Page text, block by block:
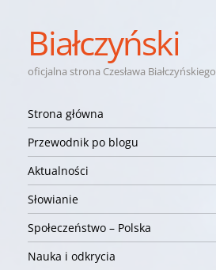
Białczyński
oficjalna strona Czesława Białczyńskiego
Nawigacja
Przejdź do treści
Strona główna
Przewodnik po blogu
Aktualności
Słowianie
Społeczeństwo – Polska
Nauka i odkrycia